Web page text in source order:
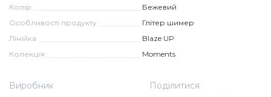
Каміфубукі (конфетті)
Слюда
Брокат
Колір
Бежевий
Особливості продукту
Глітер шимер
Лінійка
Blaze UP
Колекція
Moments
Виробник
Поділитися